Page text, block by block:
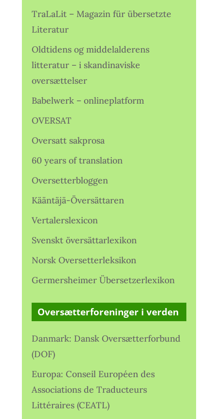
TraLaLit – Magazin für übersetzte
Literatur
Oldtidens og middelalderens
litteratur – i skandinaviske
oversættelser
Babelwerk – onlineplatform
OVERSAT
Oversatt sakprosa
60 years of translation
Oversetterbloggen
Kääntäjä-Översättaren
Vertalerslexicon
Svenskt översättarlexikon
Norsk Oversetterleksikon
Germersheimer Übersetzerlexikon
Oversætterforeninger i verden
Danmark: Dansk Oversætterforbund
(DOF)
Europa: Conseil Européen des
Associations de Traducteurs
Littéraires (CEATL)